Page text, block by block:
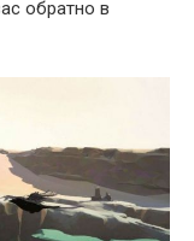
обратно в